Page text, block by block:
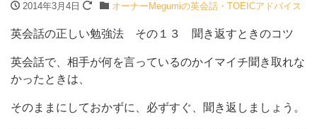
2014年3月4日 オーナーMegumiの英会話・TOEICアドバイス
英会話の正しい勉強法 その１３ 聞き返すときのコツ
英会話で、相手が何を言っているのかイマイチ聞き取れな
かったときは、
そのままにしておかずに、必ずすぐ、聞き返しましょう。